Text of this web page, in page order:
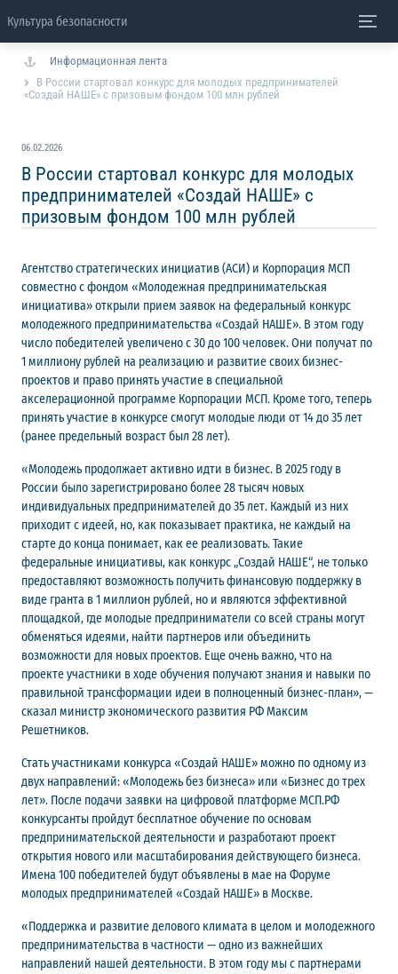
Культура безопасности
Информационная лента
В России стартовал конкурс для молодых предпринимателей
«Создай НАШЕ» с призовым фондом 100 млн рублей
06.02.2026
В России стартовал конкурс для молодых
предпринимателей «Создай НАШЕ» с
призовым фондом 100 млн рублей
Агентство стратегических инициатив (АСИ) и Корпорация МСП
совместно с фондом «Молодежная предпринимательская
инициатива» открыли прием заявок на федеральный конкурс
молодежного предпринимательства «Создай НАШЕ». В этом году
число победителей увеличено с 30 до 100 человек. Они получат по
1 миллиону рублей на реализацию и развитие своих бизнес-
проектов и право принять участие в специальной
акселерационной программе Корпорации МСП. Кроме того, теперь
принять участие в конкурсе смогут молодые люди от 14 до 35 лет
(ранее предельный возраст был 28 лет).
«Молодежь продолжает активно идти в бизнес. В 2025 году в
России было зарегистрировано более 28 тысяч новых
индивидуальных предпринимателей до 35 лет. Каждый из них
приходит с идеей, но, как показывает практика, не каждый на
старте до конца понимает, как ее реализовать. Такие
федеральные инициативы, как конкурс „Создай НАШЕ“, не только
предоставляют возможность получить финансовую поддержку в
виде гранта в 1 миллион рублей, но и являются эффективной
площадкой, где молодые предприниматели со всей страны могут
обменяться идеями, найти партнеров или объединить
возможности для новых проектов. Еще очень важно, что на
проекте участники в ходе обучения получают знания и навыки по
правильной трансформации идеи в полноценный бизнес-план», —
сказал министр экономического развития РФ Максим
Решетников.
Стать участниками конкурса «Создай НАШЕ» можно по одному из
двух направлений: «Молодежь без бизнеса» или «Бизнес до трех
лет». После подачи заявки на цифровой платформе МСП.РФ
конкурсанты пройдут бесплатное обучение по основам
предпринимательской деятельности и разработают проект
открытия нового или масштабирования действующего бизнеса.
Имена 100 победителей будут объявлены в мае на Форуме
молодых предпринимателей «Создай НАШЕ» в Москве.
«Поддержка и развитие делового климата в целом и молодежного
предпринимательства в частности — одно из важнейших
направлений нашей деятельности. В этом году мы с партнерами